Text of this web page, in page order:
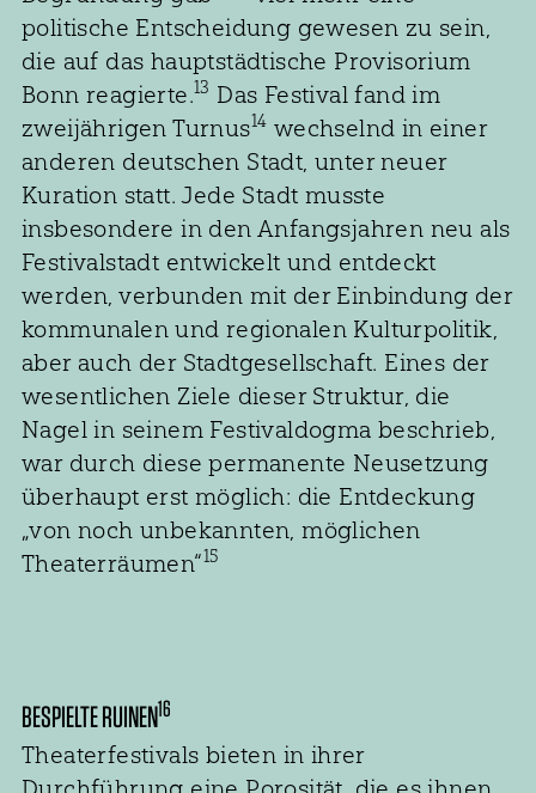
politische Entscheidung gewesen zu sein,
die auf das hauptstädtische Provisorium
Bonn reagierte.13 Das Festival fand im
zweijährigen Turnus14 wechselnd in einer
anderen deutschen Stadt, unter neuer
Kuration statt. Jede Stadt musste
insbesondere in den Anfangsjahren neu als
Festivalstadt entwickelt und entdeckt
werden, verbunden mit der Einbindung der
kommunalen und regionalen Kulturpolitik,
aber auch der Stadtgesellschaft. Eines der
wesentlichen Ziele dieser Struktur, die
Nagel in seinem Festivaldogma beschrieb,
war durch diese permanente Neusetzung
überhaupt erst möglich: die Entdeckung
„von noch unbekannten, möglichen
Theaterräumen“15
BESPIELTE RUINEN16
Theaterfestivals bieten in ihrer